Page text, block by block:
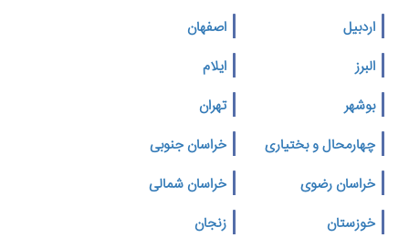
اردبیل
اصفهان
البرز
ایلام
بوشهر
تهران
چهارمحال و بختیاری
خراسان جنوبی
خراسان رضوی
خراسان شمالی
خوزستان
زنجان